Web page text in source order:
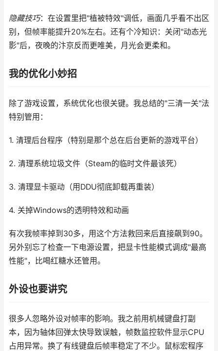
隐藏技巧：在设置里把"植被特效"调低，画面几乎看不出区
别，但帧率能提升20%左右。还有个冷知识：关闭"动态光
影"后，夜晚的汴京反而更唯美，月光会更柔和。
我的优化小妙招
除了游戏设置，系统优化也很关键。我总结的"三清一关"法
特别管用：
1. 清理后台程序（特别是那个总在后台更新的游戏平台）
2. 清理系统垃圾文件（Steam的临时文件最该死）
3. 清理显卡驱动（用DDU彻底卸载再重装）
4. 关掉Windows的透明特效和动画
有次我帧率掉到30多，用这个方法救回来后直接飙到90。
另外别忘了检查一下电源设置，把显卡性能模式调成"最高
性能"，比喝红糖水还管用。
外设也要讲究
很多人忽略外设对帧率的影响。我之前用机械键盘打副
本，因为轴体回弹太快导致误触，帧数监控软件显示CPU
占用异常。换了有线键盘后帧率稳定了不少。鼠标宏程序